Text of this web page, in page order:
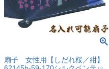
扇子 女性用【しだれ桜／紺】